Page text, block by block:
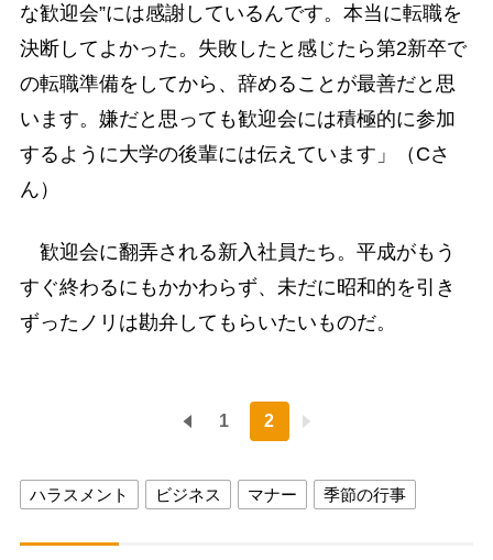
な歓迎会”には感謝しているんです。本当に転職を
決断してよかった。失敗したと感じたら第2新卒で
の転職準備をしてから、辞めることが最善だと思
います。嫌だと思っても歓迎会には積極的に参加
するように大学の後輩には伝えています」（Cさ
ん）
歓迎会に翻弄される新入社員たち。平成がもう
すぐ終わるにもかかわらず、未だに昭和的を引き
ずったノリは勘弁してもらいたいものだ。
1 2
ハラスメント ビジネス マナー 季節の行事